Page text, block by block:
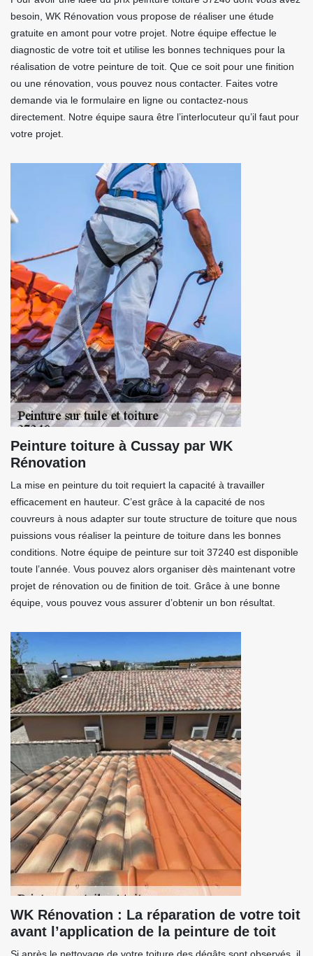
besoin, WK Rénovation vous propose de réaliser une étude
gratuite en amont pour votre projet. Notre équipe effectue le
diagnostic de votre toit et utilise les bonnes techniques pour la
réalisation de votre peinture de toit. Que ce soit pour une finition
ou une rénovation, vous pouvez nous contacter. Faites votre
demande via le formulaire en ligne ou contactez-nous
directement. Notre équipe saura être l’interlocuteur qu’il faut pour
votre projet.
Peinture toiture à Cussay par WK
Rénovation
La mise en peinture du toit requiert la capacité à travailler
efficacement en hauteur. C’est grâce à la capacité de nos
couvreurs à nous adapter sur toute structure de toiture que nous
puissions vous réaliser la peinture de toiture dans les bonnes
conditions. Notre équipe de peinture sur toit 37240 est disponible
toute l’année. Vous pouvez alors organiser dès maintenant votre
projet de rénovation ou de finition de toit. Grâce à une bonne
équipe, vous pouvez vous assurer d’obtenir un bon résultat.
WK Rénovation : La réparation de votre toit
avant l’application de la peinture de toit